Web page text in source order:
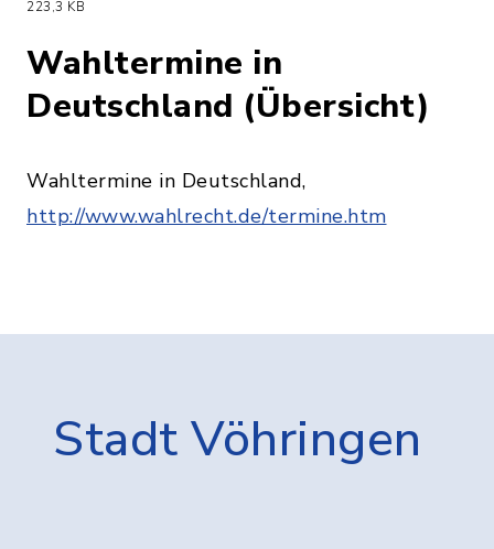
223,3 KB
Wahltermine in
Deutschland (Übersicht)
Wahltermine in Deutschland,
http://www.wahlrecht.de/termine.htm
Stadt Vöhringen